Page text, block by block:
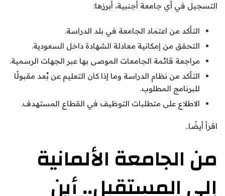
التسجيل في أي جامعة أجنبية، أبرزها:
التأكد من اعتماد الجامعة في بلد الدراسة.
التحقق من إمكانية معادلة الشهادة داخل السعودية.
مراجعة قائمة الجامعات الموصى بها عبر الجهات الرسمية.
التأكد من نظام الدراسة وما إذا كان التعليم عن بُعد مقبولًا
للبرنامج المطلوب.
الاطلاع على متطلبات التوظيف في القطاع المستهدف.
اقرأ أيضًا..
من الجامعة الألمانية
إلى المستقبل.. أين